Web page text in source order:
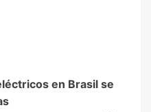
en Brasil se